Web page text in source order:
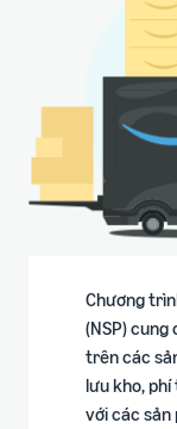
Chương
(NSP) cung
trên các
lưu kho, phí
với các sản